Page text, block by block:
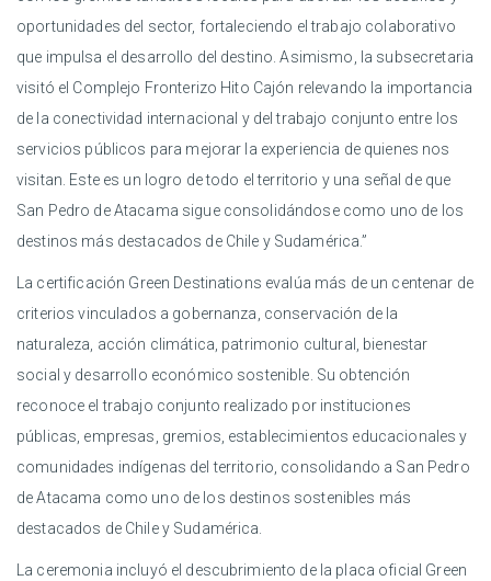
oportunidades del sector, fortaleciendo el trabajo colaborativo
que impulsa el desarrollo del destino. Asimismo, la subsecretaria
visitó el Complejo Fronterizo Hito Cajón relevando la importancia
de la conectividad internacional y del trabajo conjunto entre los
servicios públicos para mejorar la experiencia de quienes nos
visitan. Este es un logro de todo el territorio y una señal de que
San Pedro de Atacama sigue consolidándose como uno de los
destinos más destacados de Chile y Sudamérica.”
La certificación Green Destinations evalúa más de un centenar de
criterios vinculados a gobernanza, conservación de la
naturaleza, acción climática, patrimonio cultural, bienestar
social y desarrollo económico sostenible. Su obtención
reconoce el trabajo conjunto realizado por instituciones
públicas, empresas, gremios, establecimientos educacionales y
comunidades indígenas del territorio, consolidando a San Pedro
de Atacama como uno de los destinos sostenibles más
destacados de Chile y Sudamérica.
La ceremonia incluyó el descubrimiento de la placa oficial Green